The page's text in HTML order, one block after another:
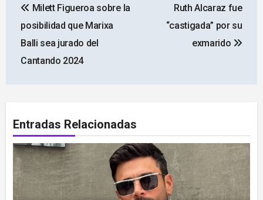
de
entradas
Milett Figueroa sobre la
posibilidad que Marixa
Balli sea jurado del
Cantando 2024
Ruth Alcaraz fue
“castigada” por su
exmarido
Entradas Relacionadas